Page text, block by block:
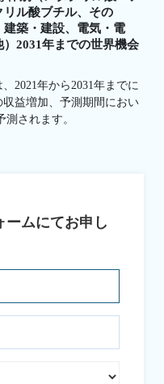
ル酸ブチル、その
築・建設、電気・電
2031年までの世界機会
2021年から2031年までに
収益増加、予測期間におい
されます。
ームにてお申し